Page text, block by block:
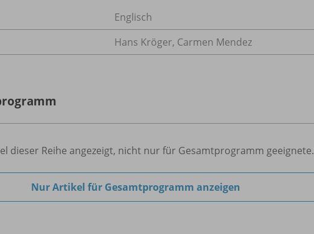
Englisch
Hans Kröger, Carmen Mendez
dieser Reihe angezeigt, nicht nur für Gesamtprogramm geeignete.
Nur Artikel für Gesamtprogramm anzeigen